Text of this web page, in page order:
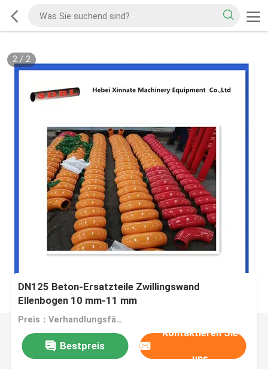
2/ 2
DN125 Beton-Ersatzteile Zwillingswand
Ellenbogen 10 mm-11 mm
Preis：Verhandlungsfähig
Bestpreis
Kontaktieren Sie
uns